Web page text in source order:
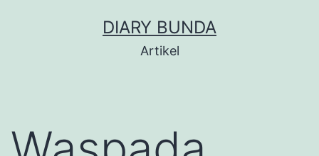
DIARY BUNDA
Artikel